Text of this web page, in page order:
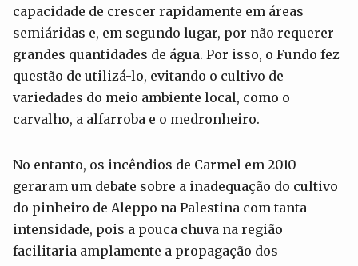
capacidade de crescer rapidamente em áreas
semiáridas e, em segundo lugar, por não requerer
grandes quantidades de água. Por isso, o Fundo fez
questão de utilizá-lo, evitando o cultivo de
variedades do meio ambiente local, como o
carvalho, a alfarroba e o medronheiro.
No entanto, os incêndios de Carmel em 2010
geraram um debate sobre a inadequação do cultivo
do pinheiro de Aleppo na Palestina com tanta
intensidade, pois a pouca chuva na região
facilitaria amplamente a propagação dos